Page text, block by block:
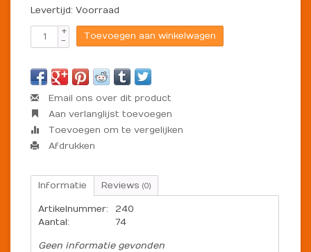
Levertijd: Voorraad
+
-
Toevoegen aan winkelwagen
Email ons over dit product
Aan verlanglijst toevoegen
Toevoegen om te vergelijken
Afdrukken
Informatie Reviews (0)
Artikelnummer:
240
Aantal:
74
Geen informatie gevonden